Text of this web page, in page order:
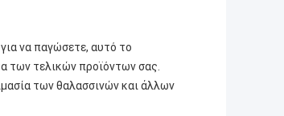
να παγώσετε, αυτό το
των τελικών προϊόντων σας.
των θαλασσινών και άλλων